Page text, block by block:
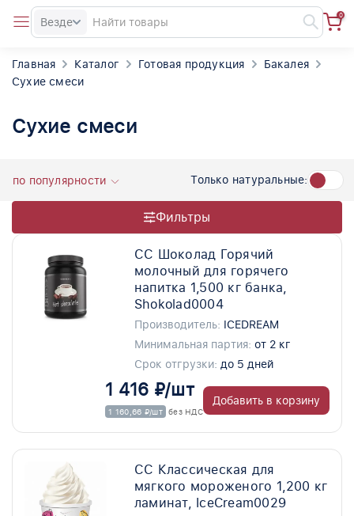
Везде
0
Главная Каталог Готовая продукция
Бакалея
Сухие смеси
Сухие смеси
по популярности Только натуральные:
Фильтры
СС Шоколад Горячий
молочный для горячего
напитка 1,500 кг банка,
Shokolad0004
Производитель: ICEDREAM
Минимальная партия: от 2 кг
Срок отгрузки: до 5 дней
1 416 ₽/шт
1 160,66 ₽/шт без НДС
Добавить в корзину
СС Классическая для
мягкого мороженого 1,200 кг
ламинат, IceCream0029